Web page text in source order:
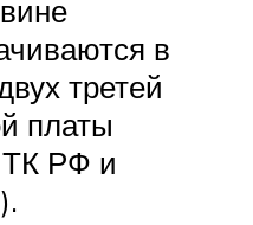
в
третей
платы
ТК РФ и